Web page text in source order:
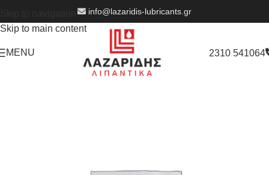
Skip to main content
info@lazaridis-lubricants.gr
MENU 2310 541064